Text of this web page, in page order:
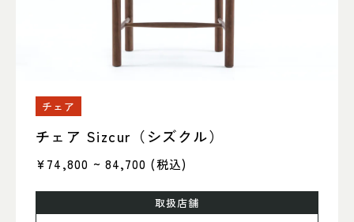
チェア
チェア Sizcur（シズクル）
¥74,800 ~ 84,700 (税込)
取扱店舗